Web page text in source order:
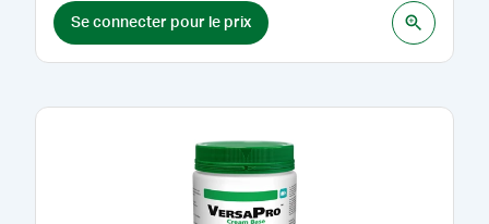
Se connecter pour le prix